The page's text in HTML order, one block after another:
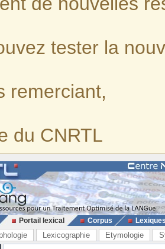
tester la
remerciant,
du CNRTL
Portail lexical Corpus
Lexicographie Etymologie